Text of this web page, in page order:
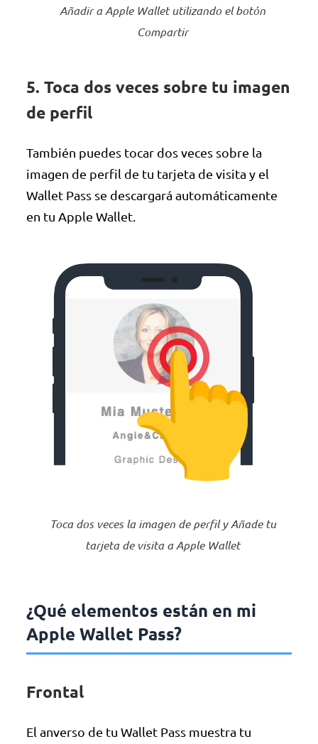
Añadir a Apple Wallet utilizando el botón
Compartir
5. Toca dos veces sobre tu imagen
de perfil
También puedes tocar dos veces sobre la
imagen de perfil de tu tarjeta de visita y el
Wallet Pass se descargará automáticamente
en tu Apple Wallet.
Toca dos veces la imagen de perfil y Añade tu
tarjeta de visita a Apple Wallet
¿Qué elementos están en mi
Apple Wallet Pass?
Frontal
El anverso de tu Wallet Pass muestra tu